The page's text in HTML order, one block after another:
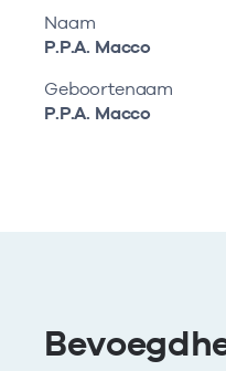
Naam
P.P.A. Macco
Geboortenaam
P.P.A. Macco